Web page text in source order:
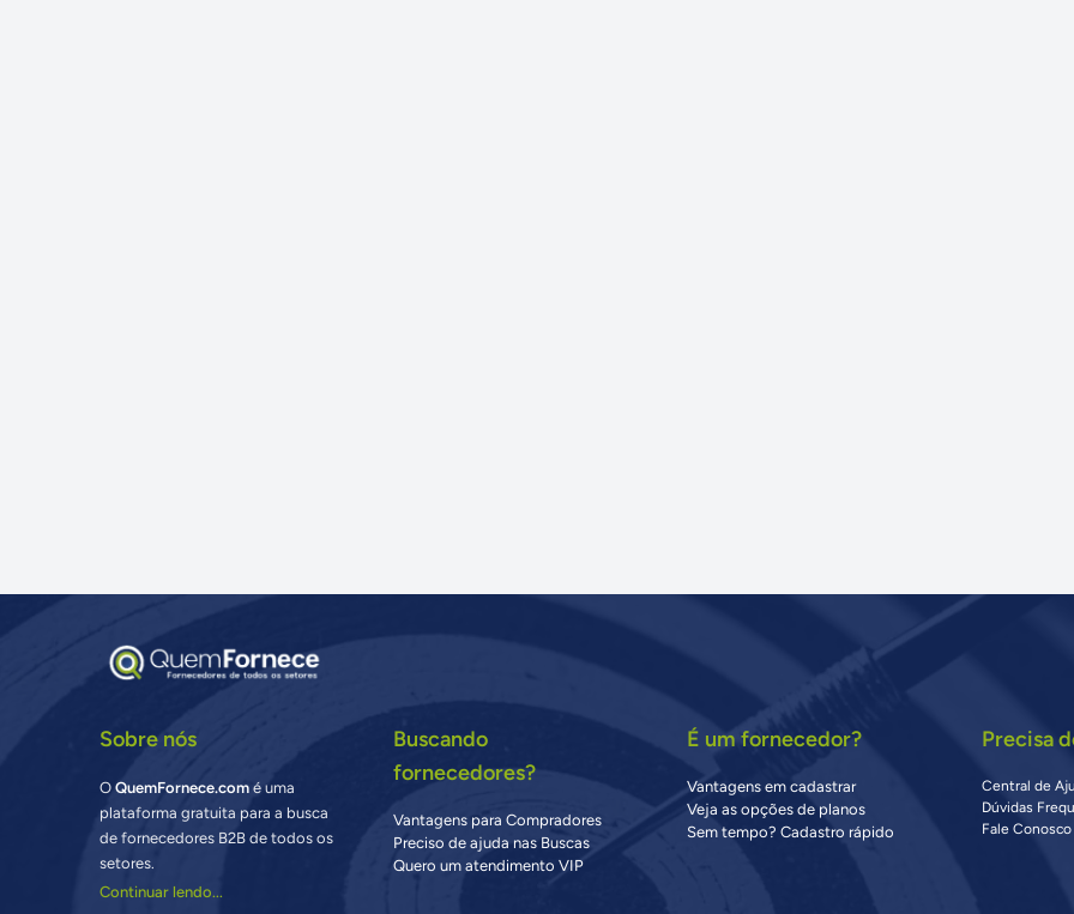
Sobre nós
OQuemFornece.com é uma
plataforma gratuita para a busca
de fornecedores B2B de todos os
setores.
Continuar lendo...
Buscando
fornecedores?
Vantagens para Compradores
Preciso de ajuda nas Buscas
Quero um atendimento VIP
É um fornecedor?
Vantagens em cadastrar
Veja as opções de planos
Sem tempo? Cadastro rápido
Precisa
Central de
Dúvidas
Fale Conosco